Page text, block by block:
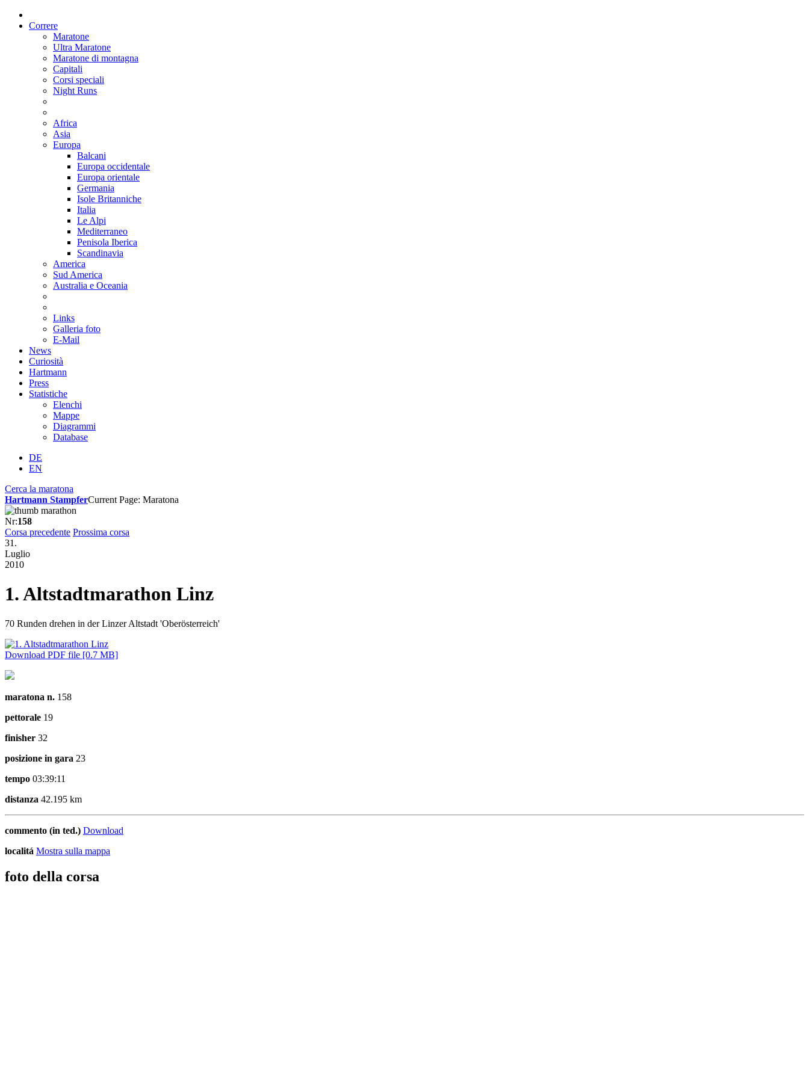
Correre
Maratone
Ultra Maratone
Maratone di montagna
Capitali
Corsi speciali
Night Runs
Africa
Asia
Europa
Balcani
Europa occidentale
Europa orientale
Germania
Isole Britanniche
Italia
Le Alpi
Mediterraneo
Penisola Iberica
Scandinavia
America
Sud America
Australia e Oceania
Links
Galleria foto
E-Mail
News
Curiosità
Hartmann
Press
Statistiche
Elenchi
Mappe
Diagrammi
Database
DE
EN
Cerca la maratona
Hartmann StampferCurrent Page: Maratona
Nr:158
Corsa precedente Prossima corsa
31.
Luglio
2010
1. Altstadtmarathon Linz
70 Runden drehen in der Linzer Altstadt 'Oberösterreich'
Download PDF file [0.7 MB]
maratona n. 158
pettorale 19
finisher 32
posizione in gara 23
tempo 03:39:11
distanza 42.195 km
commento (in ted.) Download
localitá Mostra sulla mappa
foto della corsa